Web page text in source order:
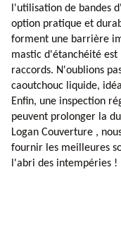
l'utilisation de bandes
option pratique et
forment une barrière
mastic d'étanchéité
raccords. N'oublions
caoutchouc liquide,
Enfin, une inspection
peuvent prolonger la
Logan Couverture ,
fournir les meilleures
l'abri des intempéries !